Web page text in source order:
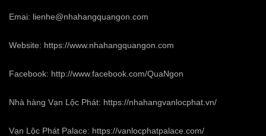
Emai: lienhe@nhahangquangon.com
Website: https://www.nhahangquangon.com
Facebook: http://www.facebook.com/QuaNgon
Nhà hàng Vạn Lộc Phát: https://nhahangvanlocphat.vn/
Vạn Lộc Phát Palace: https://vanlocphatpalace.com/